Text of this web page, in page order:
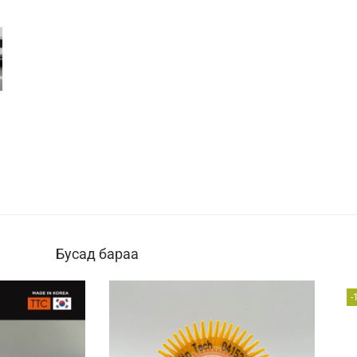
Бусад бараа
-